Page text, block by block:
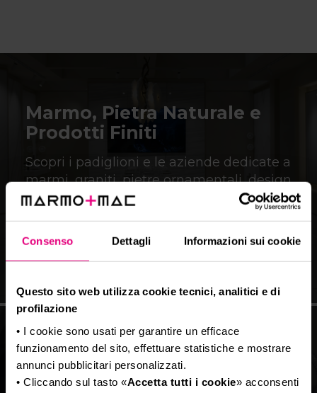
Consenso Dettagli Informazioni sui cookie
Questo sito web utilizza cookie tecnici, analitici e di
profilazione
• I cookie sono usati per garantire un efficace
funzionamento del sito, effettuare statistiche e mostrare
annunci pubblicitari personalizzati.
• Cliccando sul tasto «Accetta tutti i cookie» acconsenti
Marmo, Pietra Naturale e
Prodotti Finiti
Scopri i padiglioni e le aziende dedicate a
marmi, graniti, pietre ornamentali, design
e agglomerati di marmo.
SCOPRI DI PIÙ
Macchinari, Tecnologie e
Attrezzature